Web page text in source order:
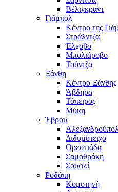
Βέλιγκραντ
Γιάμπολ
Κέντρο της
Στράλντζα
Έλχοβο
Μπολιάροβο
Τούντζα
Ξάνθη
Κέντρο Ξάνθης
Άβδηρα
Τόπειρος
Μύκη
Έβρου
Διδυμότειχο
Ορεστιάδα
Σαμοθράκη
Σουφλί
Ροδόπη
Κομοτηνή